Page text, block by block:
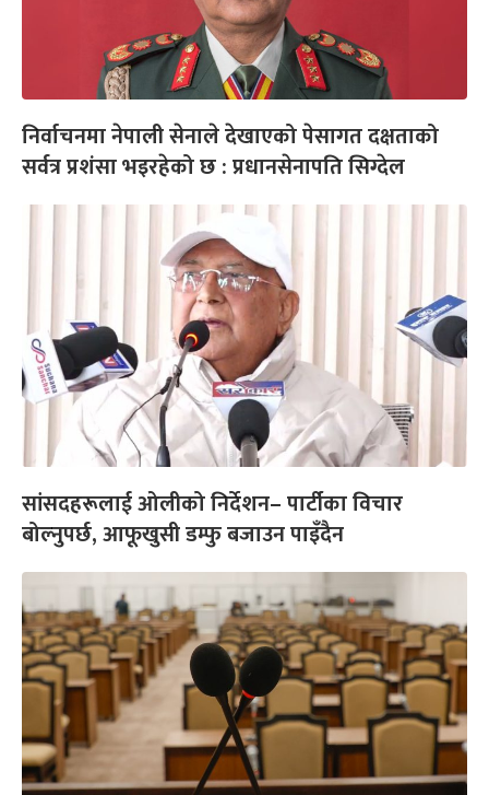
निर्वाचनमा नेपाली सेनाले देखाएको पेसागत दक्षताको
सर्वत्र प्रशंसा भइरहेको छ : प्रधानसेनापति सिग्देल
सांसदहरूलाई ओलीको निर्देशन– पार्टीका विचार
बोल्नुपर्छ, आफूखुसी डम्फु बजाउन पाइँदैन